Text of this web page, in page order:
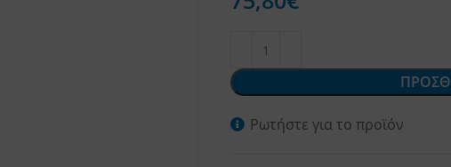
Ρωτήστε για το προϊόν